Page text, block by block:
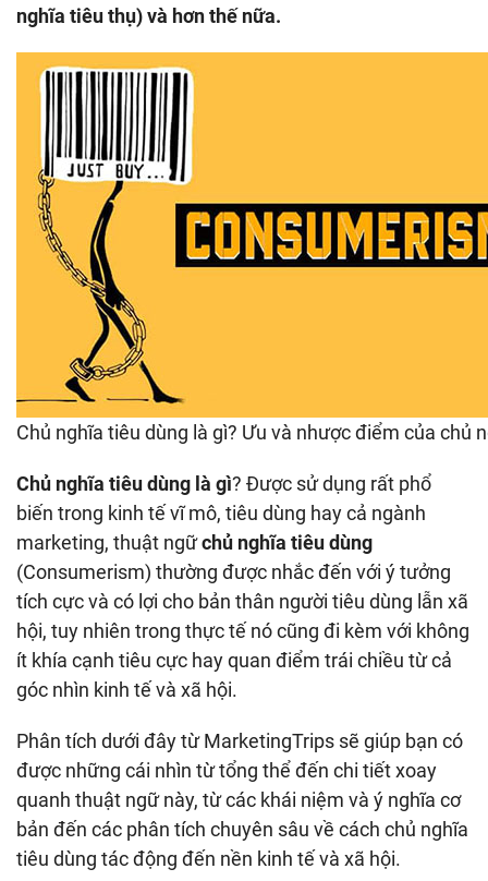
tiêu
nghĩa tiêu thụ) và hơn thế nữa.
Chủ nghĩa tiêu dùng là gì? Ưu và nhược điểm của chủ
Chủ nghĩa tiêu dùng là gì? Được sử dụng rất phổ
biến trong kinh tế vĩ mô, tiêu dùng hay cả ngành
marketing, thuật ngữchủ nghĩa tiêu dùng
(Consumerism) thường được nhắc đến với ý tưởng
tích cực và có lợi cho bản thân người tiêu dùng lẫn xã
hội, tuy nhiên trong thực tế nó cũng đi kèm với không
ít khía cạnh tiêu cực hay quan điểm trái chiều từ cả
góc nhìn kinh tế và xã hội.
Phân tích dưới đây từ MarketingTrips sẽ giúp bạn có
được những cái nhìn từ tổng thể đến chi tiết xoay
quanh thuật ngữ này, từ các khái niệm và ý nghĩa cơ
bản đến các phân tích chuyên sâu về cách chủ nghĩa
tiêu dùng tác động đến nền kinh tế và xã hội.